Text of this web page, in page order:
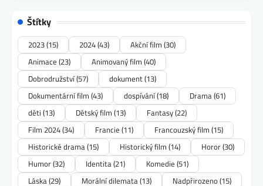
Štítky
2023(15) 2024(43) Akční film (30)
Animace (23) Animovaný film (40)
Dobrodružství(57) dokument(13)
Dokumentární film (43) dospívání(18) Drama(61)
děti (13) Dětský film (13) Fantasy(22)
Film 2024(34) Francie (11) Francouzský film (15)
Historické drama(15) Historický film (14) Horor(30)
Humor(32) Identita(21) Komedie (51)
Láska(29) Morální dilemata(13) Nadpřirozeno(15)